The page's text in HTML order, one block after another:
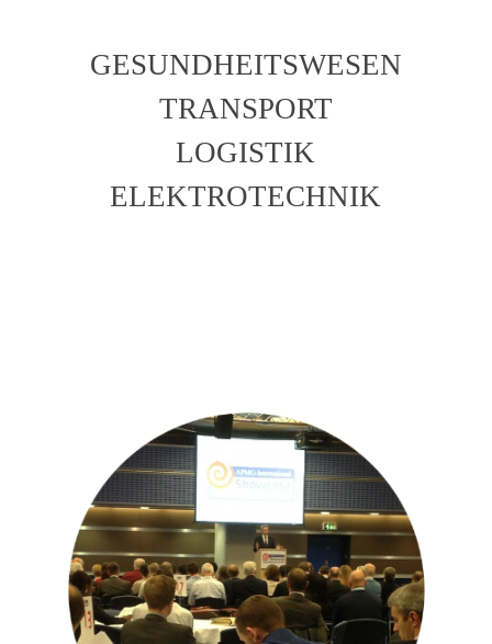
GESUNDHEITSWESEN
TRANSPORT
LOGISTIK
ELEKTROTECHNIK